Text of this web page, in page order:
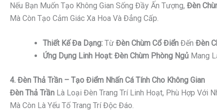
Nếu Bạn Muốn Tạo Không Gian Sống Đầy Ấn Tượng, Đèn
Mà Còn Tạo Cảm Giác Xa Hoa Và Đẳng Cấp.
Thiết Kế Đa Dạng: Từ Đèn Chùm Cổ Điển Đến Đèn
Ứng Dụng Linh Hoạt: Đèn Chùm Phòng Ngủ Mang
4. Đèn Thả Trần – Tạo Điểm Nhấn Cá Tính Cho Không Gian
Đèn Thả Trần Là Loại Đèn Trang Trí Linh Hoạt, Phù Hợp Với
Mà Còn Là Yếu Tố Trang Trí Độc Đáo.